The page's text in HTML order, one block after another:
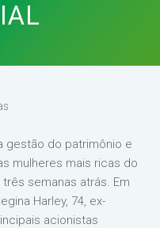
gestão do patrimônio e
mulheres mais ricas do
semanas atrás. Em
Harley, 74, ex-
acionistas